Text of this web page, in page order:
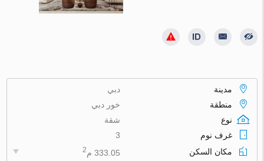
مدينة
دبي
منطقة
خور دبي
نوع
شقة
غرف نوم
3
مكان السكن
333.05 م 2